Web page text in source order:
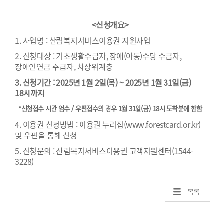
<신청개요>
1. 사업명 : 산림복지서비스이용권 지원사업
2. 신청대상 : 기초생활수급자, 장애(아동)수당 수급자,
장애인연금 수급자, 차상위계층
3.신청기간 : 2025년 1월 2일(목) ~ 2025년 1월 31일(금)
18시까지
*신청접수 시간 엄수 / 우편접수의 경우 1월 31일(금) 18시 도착분에 한함
4. 이용권 신청방법 : 이용권 누리집(www.forestcard.or.kr)
및 우편을 통해 신청
5. 신청문의 : 산림복지서비스이용권 고객지원센터(1544-
3228)
목록